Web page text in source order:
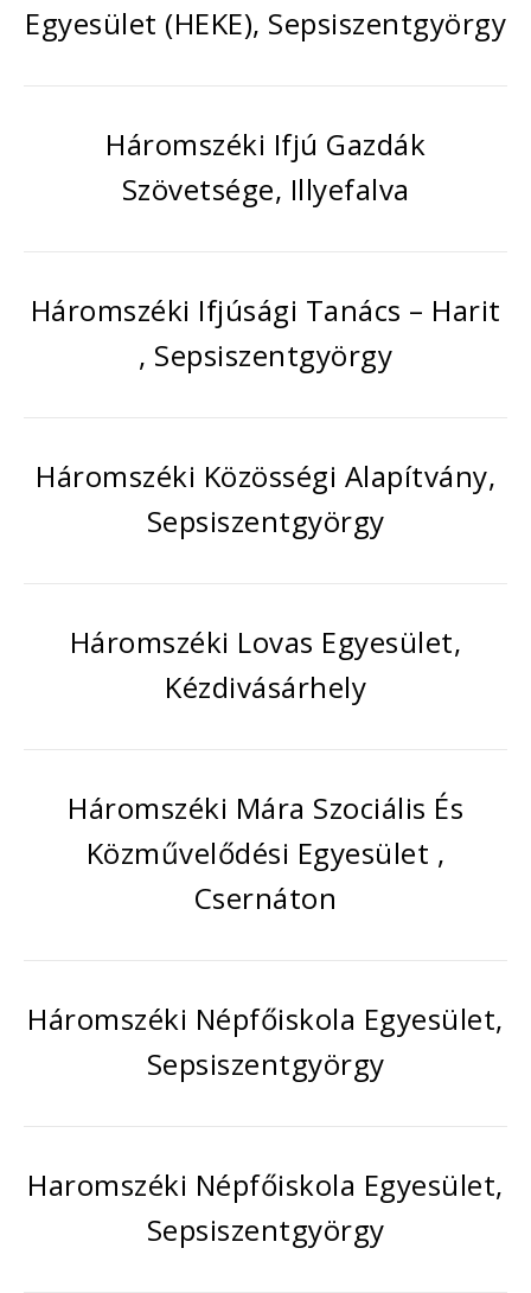
Egyesület (HEKE), Sepsiszentgyörgy
Háromszéki Ifjú Gazdák
Szövetsége, Illyefalva
Háromszéki Ifjúsági Tanács – Harit
, Sepsiszentgyörgy
Háromszéki Közösségi Alapítvány,
Sepsiszentgyörgy
Háromszéki Lovas Egyesület,
Kézdivásárhely
Háromszéki Mára Szociális És
Közművelődési Egyesület ,
Csernáton
Háromszéki Népfőiskola Egyesület,
Sepsiszentgyörgy
Haromszéki Népfőiskola Egyesület,
Sepsiszentgyörgy